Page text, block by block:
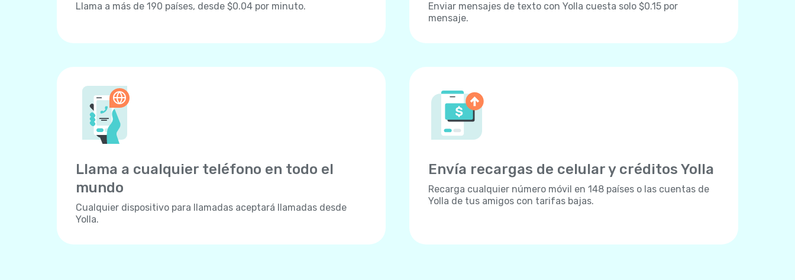
Llama a más de 190 países, desde $0.04 por minuto.
Enviar mensajes de texto con Yolla cuesta solo $0.15 por
mensaje.
Llama a cualquier teléfono en todo el
mundo
Cualquier dispositivo para llamadas aceptará llamadas desde
Yolla.
Envía recargas de celular y créditos Yolla
Recarga cualquier número móvil en 148 países o las cuentas de
Yolla de tus amigos con tarifas bajas.